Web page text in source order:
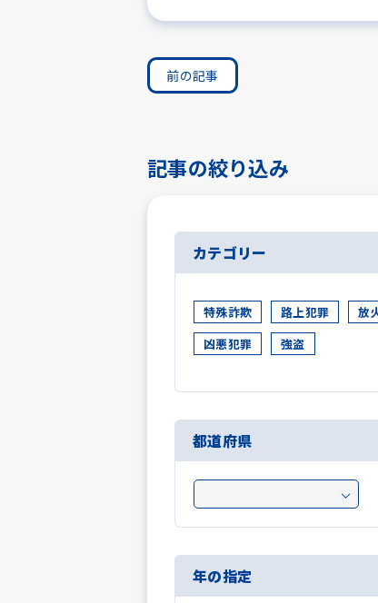
前の記事
記事の絞り込み
カテゴリー
特殊詐欺 路上犯罪 放
凶悪犯罪
強盗
都道府県
年の指定